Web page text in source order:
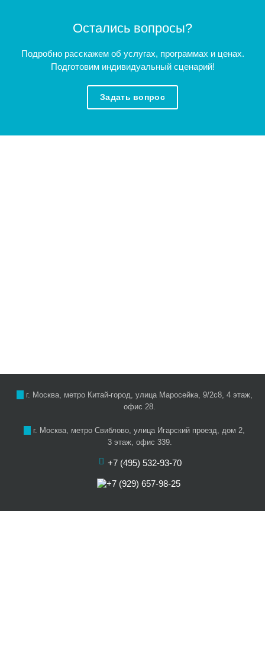
Остались вопросы?
Подробно расскажем об услугах, программах и ценах.
Подготовим индивидуальный сценарий!
Задать вопрос
г. Москва, метро Китай-город, улица Маросейка, 9/2с8, 4 этаж,
офис 28.
г. Москва, метро Свиблово, улица Игарский проезд, дом 2,
3 этаж, офис 339.
+7 (495) 532-93-70
+7 (929) 657-98-25